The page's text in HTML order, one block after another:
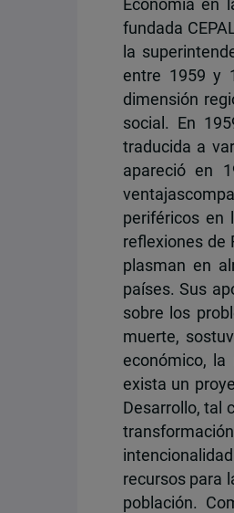
Economía en
fundada
la
entre 1959 y
dimensión
social. En
traducida a
apareció en
periféricos en
reflexiones de
plasman en
países. Sus
sobre los
muerte,
económico,
exista un
Desarrollo, tal
recursos para
población.